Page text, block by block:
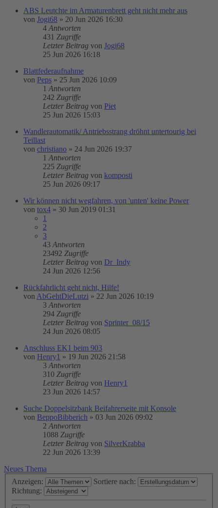
ABS Leutchte im Armaturenbrett geht nicht mehr aus
von Jogi68 » 20 Jun 2026 16:30
4 Antworten
431 Zugriffe
Letzter Beitrag von Jogi68
25 Jun 2026 16:18
Blattfederaufnahme
von Peps » 25 Jun 2026 10:09
1 Antworten
242 Zugriffe
Letzter Beitrag von Piet
25 Jun 2026 15:03
Wandlerautomatik/ Antriebsstrang dröhnt untertourig bei
Teillast
von christiano » 24 Jun 2026 19:37
1 Antworten
225 Zugriffe
Letzter Beitrag von komposti
25 Jun 2026 09:17
Wir können nicht wegfahren, von 'unten' keine Power
von tox4 » 30 Jun 2019 01:31
1
2
3
43 Antworten
23492 Zugriffe
Letzter Beitrag von Dr_Indy
24 Jun 2026 12:56
Rückfahrlicht geht nicht, Hilfe!
von AbGehtDieLutzi » 22 Jun 2026 10:19
3 Antworten
294 Zugriffe
Letzter Beitrag von Sprinter_08/15
24 Jun 2026 08:05
Anschluss EK1 beim 903
von Henry1 » 19 Jun 2026 21:58
3 Antworten
310 Zugriffe
Letzter Beitrag von Henry1
23 Jun 2026 14:57
Suche Doppelsitzbank Beifahrerseite mit Konsole
von BeppoBibberich » 03 Jun 2026 09:02
2 Antworten
1088 Zugriffe
Letzter Beitrag von SilverKrabba
22 Jun 2026 13:39
Neues Thema
Anzeigen:
Sortiere nach:
Richtung: